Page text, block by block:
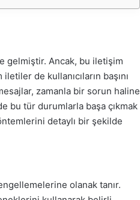
gelmiştir. Ancak, bu iletişim
de kullanıcıların başını
zamanla bir sorun haline
bu tür durumlarla başa çıkmak
detaylı bir şekilde
olanak tanır.